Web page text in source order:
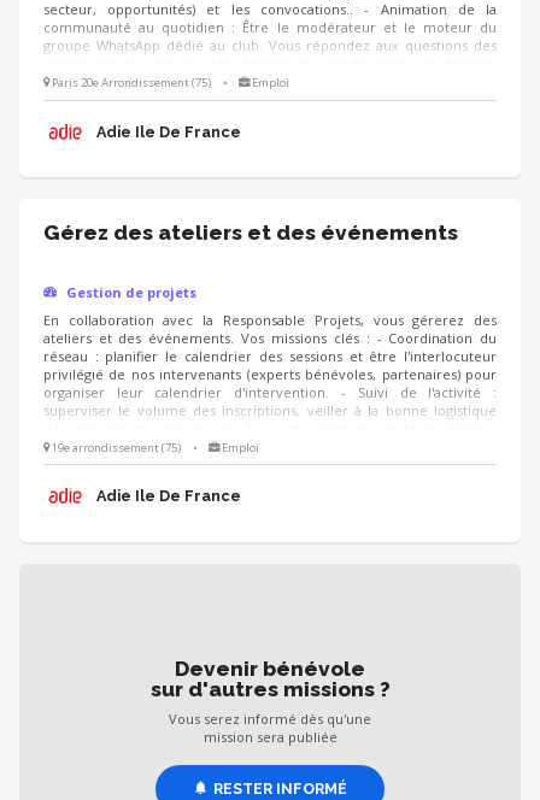
secteur, opportunités) et les convocations.. - Animation de la
communauté au quotidien : Être le modérateur et le moteur du
groupe WhatsApp dédié au club. Vous répondez aux questions des
l'entraide entre les membres. - Suivi et Qualité : Suivre le niveau
d'engagement des membres du club, analyser les retours via des
nouvelles thématiques de rencontres.
Paris 20e Arrondissement (75) • Emploi
Adie Ile De France
Gérez des ateliers et des événements
Gestion de projets
En collaboration avec la Responsable Projets, vous gérerez des
ateliers et des événements. Vos missions clés : - Coordination du
réseau : planifier le calendrier des sessions et être l'interlocuteur
privilégié de nos intervenants (experts bénévoles, partenaires) pour
organiser leur calendrier d'intervention. - Suivi de l'activité :
superviser le volume des inscriptions, veiller à la bonne logistique
informations. - Amélioration continue : suivre les questionnaires de
satisfaction des créateurs d'entreprise pour analyser les retours et
trimestre à l’autre.
19e arrondissement (75) • Emploi
Adie Ile De France
Devenir bénévole
sur d'autres missions ?
Vous serez informé dès qu'une
mission sera publiée
RESTER INFORMÉ